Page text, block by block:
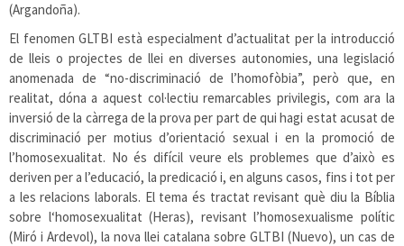
(Argandoña).
El fenomen GLTBI està especialment d’actualitat per la introducció
de lleis o projectes de llei en diverses autonomies, una legislació
anomenada de “no-discriminació de l’homofòbia”, però que, en
realitat, dóna a aquest col·lectiu remarcables privilegis, com ara la
inversió de la càrrega de la prova per part de qui hagi estat acusat de
discriminació per motius d’orientació sexual i en la promoció de
l’homosexualitat. No és difícil veure els problemes que d’això es
deriven per a l’educació, la predicació i, en alguns casos, fins i tot per
a les relacions laborals. El tema és tractat revisant què diu la Bíblia
sobre l‘homosexualitat (Heras), revisant l’homosexualisme polític
(Miró i Ardevol), la nova llei catalana sobre GLTBI (Nuevo), un cas de